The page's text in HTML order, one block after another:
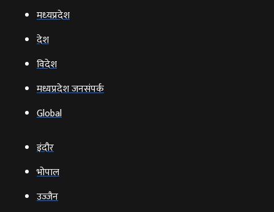
मध्‍यप्रदेश
देश
विदेश
मध्यप्रदेश जनसंपर्क
Global
इंदौर
भोपाल
उज्‍जैन